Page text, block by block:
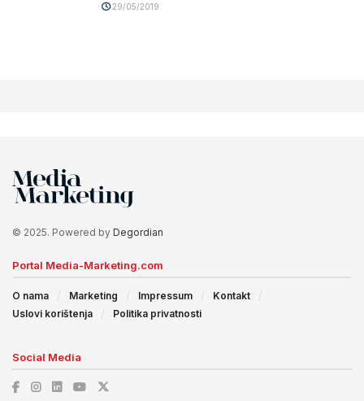
29/05/2019
© 2025. Powered by Degordian
Portal Media-Marketing.com
O nama Marketing Impressum
Kontakt
Uslovi korištenja
Politika privatnosti
Social Media